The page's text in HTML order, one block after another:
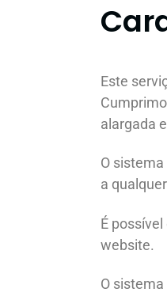
Este
alargada
O
a
É
website.
O